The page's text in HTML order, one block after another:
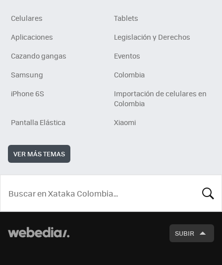
Celulares
Tablets
Aplicaciones
Legislación y Derechos
Cazando gangas
Eventos
Samsung
Colombia
iPhone 6S
Importación de celulares en
Colombia
Pantalla Elástica
Xiaomi
VER MÁS TEMAS
SUBIR